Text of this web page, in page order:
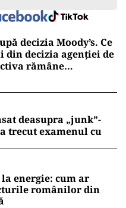
decizia Moody’s. Ce
din decizia agenției de
rămâne
deasupra „junk”-
trecut examenul cu
energie: cum ar
românilor din